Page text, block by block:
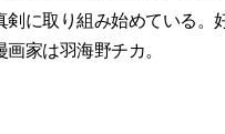
剣に取り組み始めている。
家は羽海野チカ。